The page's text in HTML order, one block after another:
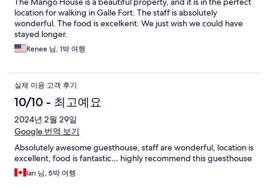
location for walking in Galle Fort. The staff is absolutely
wonderful. The food is excelkent. We just wish we could have
stayed longer.
Renee 님, 1박 여행
실제 이용 고객 후기
10/10 - 최고예요
2024년 2월 29일
Google 번역 보기
Absolutely awesome guesthouse, staff are wonderful, location is
excellent, food is fantastic… highly recommend this guesthouse
Ian 님, 5박 여행